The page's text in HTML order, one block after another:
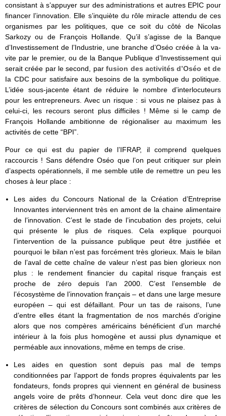
consistant à s’appuyer sur des administrations et autres EPIC pour
financer l’innovation. Elle s’inquiète du rôle miracle attendu de ces
organismes par les politiques, que ce soit du côté de Nicolas
Sarkozy ou de François Hollande. Qu’il s’agisse de la Banque
d’Investissement de l’Industrie, une branche d’Oséo créée à la va-
vite par le premier, ou de la Banque Publique d’Investissement qui
serait créée par le second, parfusion des activités d’Oséo et de
la CDCpour satisfaire aux besoins de la symbolique du politique.
L’idée sous-jacente étant de réduire le nombre d’interlocuteurs
pour les entrepreneurs. Avec un risque : si vous ne plaisez pas à
celui-ci, les recours seront plus difficiles ! Même si le camp de
François Hollande ambitionne de régionaliser au maximum les
activités de cette “BPI”.
Pour ce qui est du papier de l’IFRAP, il comprend quelques
raccourcis ! Sans défendre Oséo que l’on peut critiquer sur plein
d’aspects opérationnels, il me semble utile de remettre un peu les
choses à leur place :
Les aides du Concours National de la Création d’Entreprise
Innovantes interviennent très en amont de la chaine alimentaire
de l’innovation. C’est le stade de l’incubation des projets, celui
qui présente le plus de risques. Cela explique pourquoi
l’intervention de la puissance publique peut être justifiée et
pourquoi le bilan n’est pas forcément très glorieux. Mais le bilan
de l’aval de cette chaîne de valeur n’est pas bien glorieux non
plus : le rendement financier du capital risque français est
proche de zéro depuis l’an 2000. C’est l’ensemble de
l’écosystème de l’innovation français – et dans une large mesure
européen – qui est défaillant. Pour un tas de raisons, l’une
d’entre elles étant la fragmentation de nos marchés d’origine
alors que nos compères américains bénéficient d’un marché
intérieur à la fois plus homogène et aussi plus dynamique et
perméable aux innovations, même en temps de crise.
Les aides en question sont depuis pas mal de temps
conditionnées par l’apport de fonds propres équivalents par les
fondateurs, fonds propres qui viennent en général de business
angels voire de prêts d’honneur. Cela veut donc dire que les
critères de sélection du Concours sont combinés aux critères de